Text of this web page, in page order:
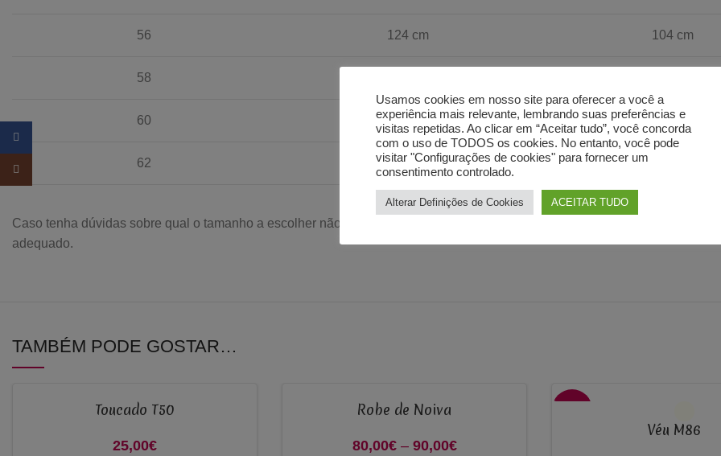
56 124 cm 104 cm
58
60 132 cm 112 cm
62 136 cm
Caso tenha dúvidas sobre qual o tamanho a escolher não hesite em escrever para o chat ou para o nosso e-mail, teremos
adequado.
TAMBÉM PODE GOSTAR…
Toucado T50
25,00€
Robe de Noiva
80,00€ – 90,00€
Véu M86
Usamos cookies em nosso site para oferecer a você a
experiência mais relevante, lembrando suas preferências e
visitas repetidas. Ao clicar em “Aceitar tudo”, você concorda
com o uso de TODOS os cookies. No entanto, você pode
visitar "Configurações de cookies" para fornecer um
consentimento controlado.
Alterar Definições de Cookies ACEITAR TUDO